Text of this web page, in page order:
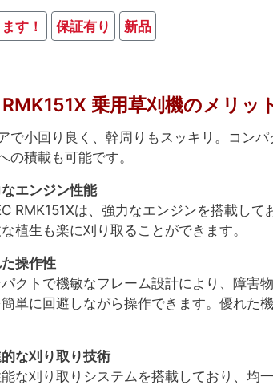
す！ 保証有り 新品
乗用草刈機のメリッ
で小回り良く、幹周りもスッキリ。コンパ
の積載も可能です。
エンジン性能
RMK151Xは、強力なエンジンを搭載して
植生も楽に刈り取ることができます。
操作性
クトで機敏なフレーム設計により、障害
単に回避しながら操作できます。優れた
な刈り取り技術
な刈り取りシステムを搭載しており、均